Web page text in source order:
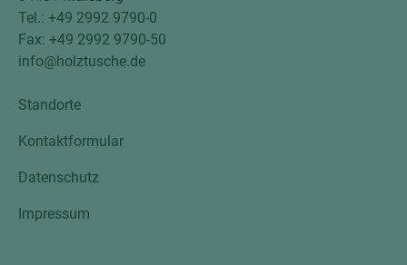
Tel.: +49 2992 9790-0
Fax: +49 2992 9790-50
info@holztusche.de
Standorte
Kontaktformular
Datenschutz
Impressum